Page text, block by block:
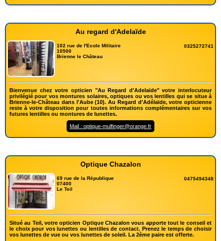
Au regard d'Adelaïde
102 rue de l'Ecole Militaire
10500
Brienne le Château
0325272741
Bienvenue chez votre opticien "Au Regard d'Adelaïde" votre interlocuteur
privilégié pour vos montures solaires, optiques ou vos lentilles qui se situe à
Brienne-le-Château dans l'Aube (10). Au Regard d'Adélaïde, votre opticienne
reste à votre disposition pour toutes informations complémentaires sur vos
futures lentilles ou montures de lunettes.
Mail : optique-mulfinger@orange.fr
Optique Chazalon
69 rue de la République
07400
Le Teil
0475494348
Situé au Teil, votre opticien Optique Chazalon vous apporte tout le conseil et
le choix pour vos lunettes ou lentilles de contact. Prenez le temps de choisir
vos lunettes de vue ou vos lunettes de soleil. La 2ème paire est offerte.